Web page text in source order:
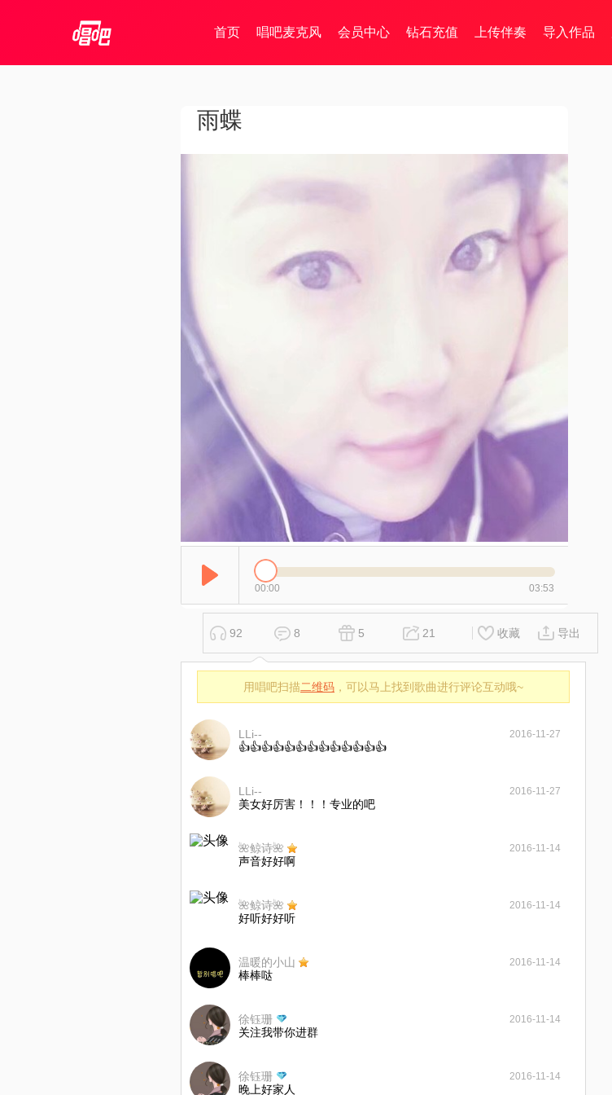
首页 唱吧麦克风 会员中心 钻石充值 上传伴奏 导入作品
雨蝶
00:00 03:53
92 8 5 21 收藏 导出
用唱吧扫描二维码 ，可以马上找到歌曲进行评论互动哦~
LLi-- 2016-11-27
👍👍👍👍👍👍👍👍👍👍👍👍👍
LLi-- 2016-11-27
美女好厉害！！！专业的吧
🌺鲸诗🌺 2016-11-14
声音好好啊
🌺鲸诗🌺 2016-11-14
好听好好听
温暖的小山 2016-11-14
棒棒哒
徐钰珊 2016-11-14
关注我带你进群
徐钰珊 2016-11-14
晚上好家人